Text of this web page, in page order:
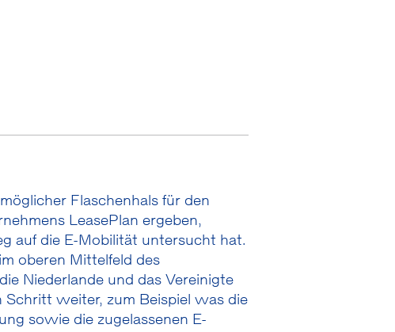
Flaschenhals für den
LeasePlan ergeben,
auf die E-Mobilität untersucht hat.
oberen Mittelfeld des
Niederlande und das Vereinigte
Schritt weiter, zum Beispiel was die
sowie die zugelassenen E-